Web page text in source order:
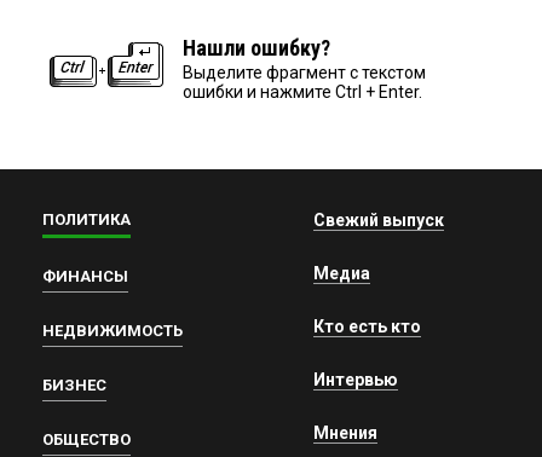
Нашли ошибку?
Выделите фрагмент с текстом
ошибки и нажмите Ctrl + Enter.
ПОЛИТИКА
ФИНАНСЫ
НЕДВИЖИМОСТЬ
БИЗНЕС
ОБЩЕСТВО
Свежий выпуск
Медиа
Кто есть кто
Интервью
Мнения